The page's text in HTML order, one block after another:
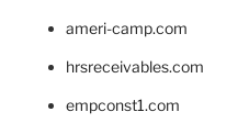
ameri-camp.com
hrsreceivables.com
empconst1.com